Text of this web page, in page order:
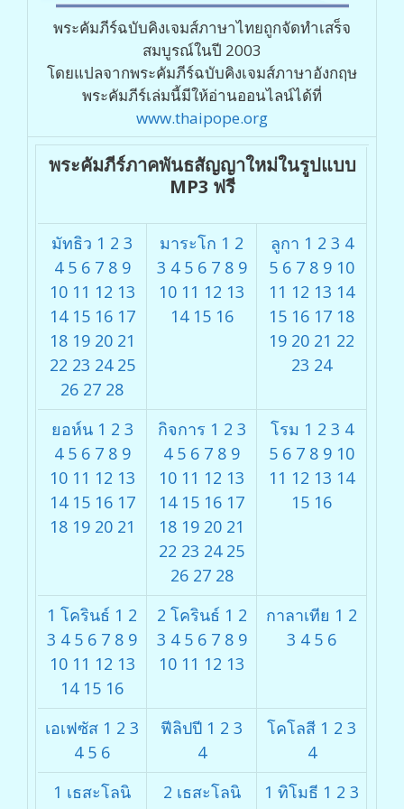
พระคัมภีร์ฉบับคิงเจมส์ภาษาไทยถูกจัดทำเสร็จ
สมบูรณ์ในปี 2003
โดยแปลจากพระคัมภีร์ฉบับคิงเจมส์ภาษาอังกฤษ
พระคัมภีร์เล่มนี้มีให้อ่านออนไลน์ได้ที่
www.thaipope.org
พระคัมภีร์ภาคพันธสัญญาใหม่ในรูปแบบ
MP3 ฟรี
มัทธิว 1 2 3
4 5 6 7 8 9
10 11 12 13
14 15 16 17
18 19 20 21
22 23 24 25
26 27 28
มาระโก 1 2
3 4 5 6 7 8 9
10 11 12 13
14 15 16
ลูกา 1 2 3 4
5 6 7 8 9 10
11 12 13 14
15 16 17 18
19 20 21 22
23 24
ยอห์น 1 2 3
4 5 6 7 8 9
10 11 12 13
14 15 16 17
18 19 20 21
กิจการ 1 2 3
4 5 6 7 8 9
10 11 12 13
14 15 16 17
18 19 20 21
22 23 24 25
26 27 28
โรม 1 2 3 4
5 6 7 8 9 10
11 12 13 14
15 16
1 โครินธ์ 1 2
3 4 5 6 7 8 9
10 11 12 13
14 15 16
2 โครินธ์ 1 2
3 4 5 6 7 8 9
10 11 12 13
กาลาเทีย 1 2
3 4 5 6
เอเฟซัส 1 2 3
4 5 6
ฟีลิปปี 1 2 3
4
โคโลสี 1 2 3
4
1 เธสะโลนิ
2 เธสะโลนิ
1 ทิโมธี 1 2 3